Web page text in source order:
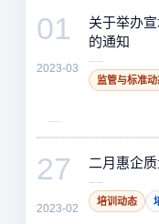
01
2023-03
关于举办
的通知
监管与标准动
27
2023-02
二月惠企
培训动态